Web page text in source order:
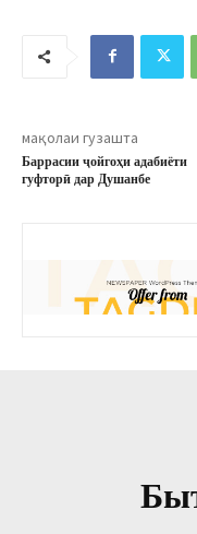
мақолаи гузашта
Баррасии ҷойгоҳи адабиёти
гуфторӣ дар Душанбе